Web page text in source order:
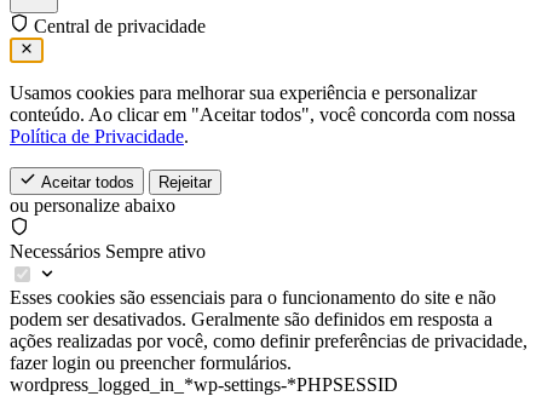
Central de privacidade
Usamos cookies para melhorar sua experiência e personalizar
conteúdo. Ao clicar em "Aceitar todos", você concorda com nossa
Política de Privacidade.
Aceitar todos Rejeitar
ou personalize abaixo
Necessários Sempre ativo
Esses cookies são essenciais para o funcionamento do site e não
podem ser desativados. Geralmente são definidos em resposta a
ações realizadas por você, como definir preferências de privacidade,
fazer login ou preencher formulários.
wordpress_logged_in_*wp-settings-*PHPSESSID